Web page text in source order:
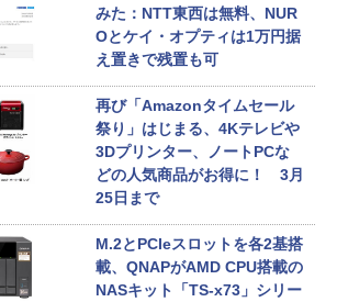
みた：NTT東西は無料、NUR
Oとケイ・オプティは1万円据
え置きで残置も可
再び「Amazonタイムセール
祭り」はじまる、4Kテレビや
3Dプリンター、ノートPCな
どの人気商品がお得に！ 3月
25日まで
M.2とPCIeスロットを各2基搭
載、QNAPがAMD CPU搭載の
NASキット「TS-x73」シリー